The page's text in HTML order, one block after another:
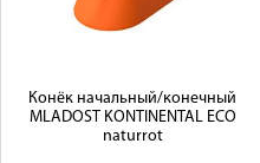
Конёк начальный/конечный
MLADOST KONTINENTAL ECO
naturrot